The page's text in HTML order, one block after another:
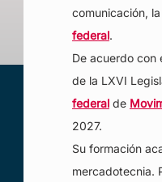
comunicación,
federal.
De acuerdo con
de la LXVI
federal de
2027.
Su formación
mercadotecnia.